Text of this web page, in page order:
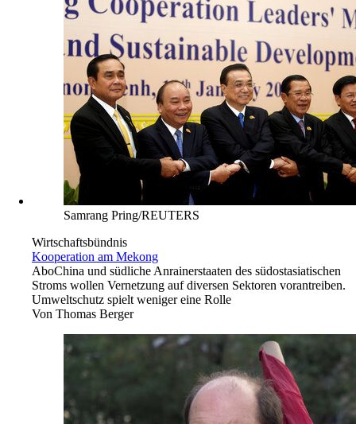
Samrang Pring/REUTERS
Wirtschaftsbündnis
Kooperation am Mekong
AboChina und südliche Anrainerstaaten des südostasiatischen
Stroms wollen Vernetzung auf diversen Sektoren vorantreiben.
Umweltschutz spielt weniger eine Rolle
Von Thomas Berger